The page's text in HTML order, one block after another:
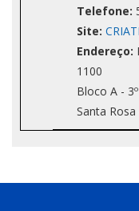
Telefone:
Site:
Endereço:
1100
Bloco A -
Santa Rosa